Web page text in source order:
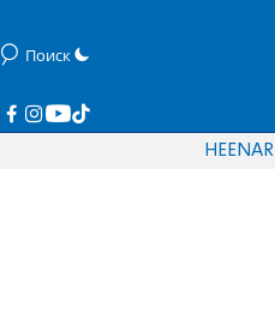
Поиск
HEENAR